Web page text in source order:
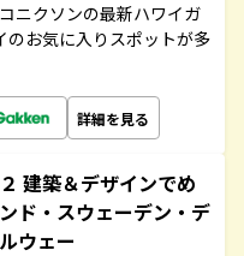
ニクソンの最新ハワイガ
のお気に入りスポットが多
詳細を見る
建築＆デザインでめ
ド・スウェーデン・デ
ウェー